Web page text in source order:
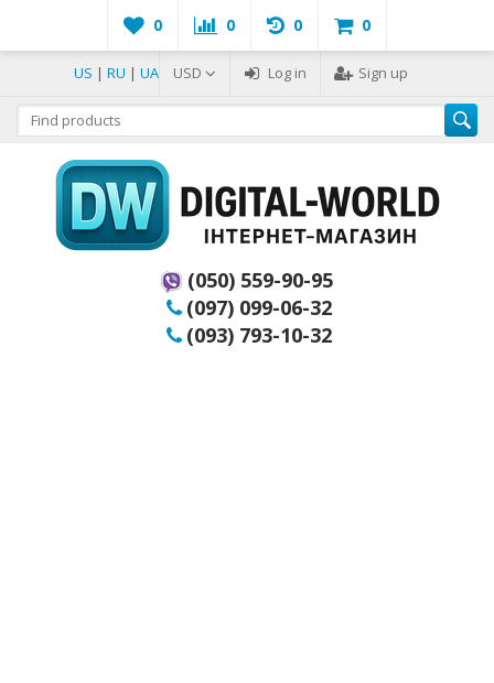
0 0 0 0
US | RU | UA USD Log in Sign up
(050) 559-90-95
(097) 099-06-32
(093) 793-10-32